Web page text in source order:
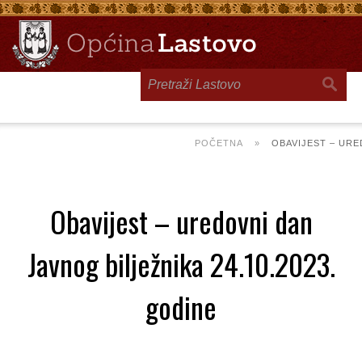
POČETNA » OBAVIJEST –
Obavijest – uredovni dan
Javnog bilježnika 24.10.2023.
godine